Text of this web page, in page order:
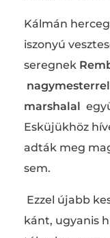
Kálmán
iszonyú
seregnek
nagymesterrel
marshalal
Esküjükhöz
adták meg
sem.
Ezzel újabb
kánt, ugyanis